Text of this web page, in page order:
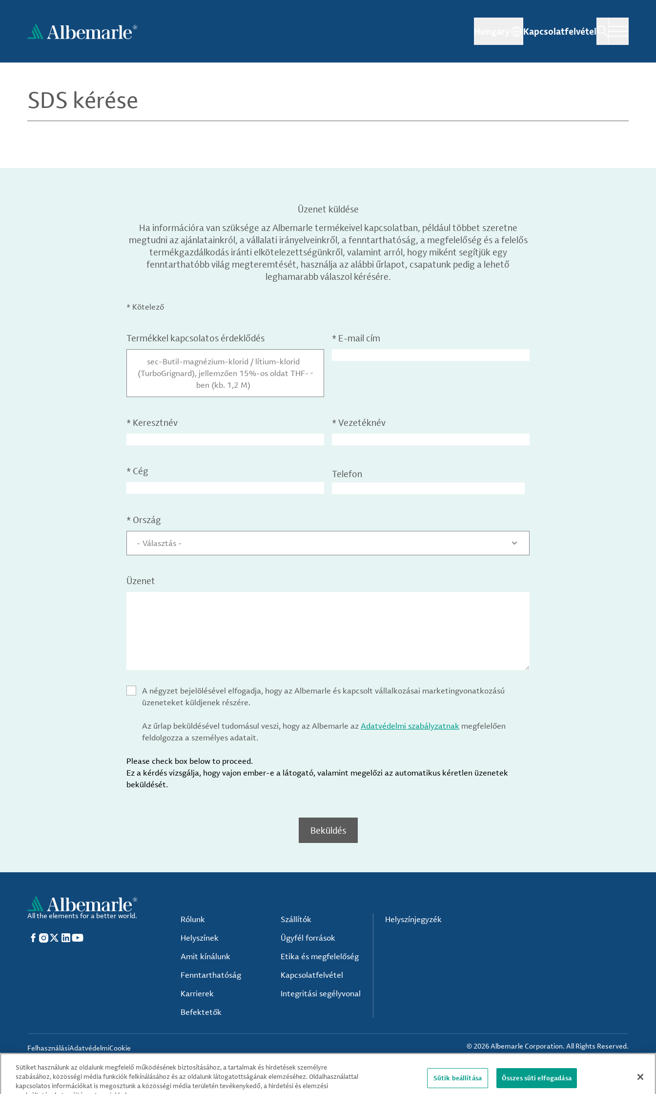
tartalomra
Kapcsolatfelvétel
SDS kérése
Üzenet küldése
Ha információra van szüksége az Albemarle termékeivel kapcsolatban, például többet szeretne
megtudni az ajánlatainkról, a vállalati irányelveinkről, a fenntarthatóság, a megfelelőség és a felelős
termékgazdálkodás iránti elkötelezettségünkről, valamint arról, hogy miként segítjük egy
fenntarthatóbb világ megteremtését, használja az alábbi űrlapot, csapatunk pedig a lehető
leghamarabb válaszol kérésére.
* Kötelező
Termékkel kapcsolatos érdeklődés
sec-Butil-magnézium-klorid / lítium-klorid
(TurboGrignard), jellemzően 15%-os oldat THF-
ben (kb. 1,2 M)
* E-mail cím
* Keresztnév * Vezetéknév
* Cég Telefon
* Ország
- Választás -
Üzenet
A négyzet bejelölésével elfogadja, hogy az Albemarle és kapcsolt vállalkozásai marketingvonatkozású
üzeneteket küldjenek részére.
Az űrlap beküldésével tudomásul veszi, hogy az Albemarle azAdatvédelmi szabályzatnak megfelelően
feldolgozza a személyes adatait.
Please check box below to proceed.
Ez a kérdés vizsgálja, hogy vajon ember-e a látogató, valamint megelőzi az automatikus kéretlen üzenetek
beküldését.
Beküldés
All the elements for a better world.
Facebook
Instagram
X LinkedIn
YouTube
Rólunk
Helyszínek
Amit kínálunk
Fenntarthatóság
Karrierek
Befektetők
Szállítók
Ügyfél források
Etika és megfelelőség
Kapcsolatfelvétel
Integritási segélyvonal
Helyszínjegyzék
Felhasználási
feltételek
Adatvédelmi
irányelvek
Cookie
irányelvek
© 2026 Albemarle Corporation. All Rights Reserved.
Sütiket használunk az oldalunk megfelelő működésének biztosításához, a tartalmak és hirdetések személyre
szabásához, közösségi média funkciók felkínálásához és az oldalunk látogatottságának elemzéséhez. Oldalhasználattal
kapcsolatos információkat is megosztunk a közösségi média területén tevékenykedő, a hirdetési és elemzési
Sütik beállítása Összes süti elfogadása